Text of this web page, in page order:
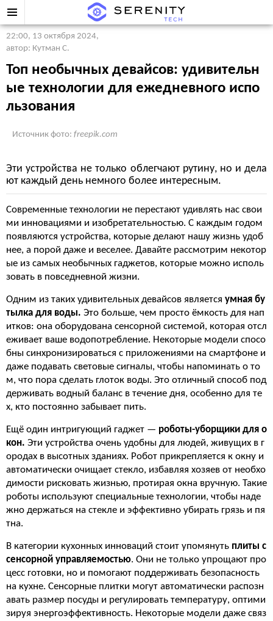
22:00, 13 октября 2024,
автор: Кутман С.
Топ необычных девайсов: удивительн
ые технологии для ежедневного испо
льзования
Источник фото: freepik.com
Эти устройства не только облегчают рутину, но и дела
ют каждый день немного более интересным.
Современные технологии не перестают удивлять нас свои
ми инновациями и изобретательностью. С каждым годом
появляются устройства, которые делают нашу жизнь удоб
нее, а порой даже и веселее. Давайте рассмотрим некотор
ые из самых необычных гаджетов, которые можно исполь
зовать в повседневной жизни.
Одним из таких удивительных девайсов является умная бу
тылка для воды. Это больше, чем просто ёмкость для нап
итков: она оборудована сенсорной системой, которая отсл
еживает ваше водопотребление. Некоторые модели спосо
бны синхронизироваться с приложениями на смартфоне и
даже подавать световые сигналы, чтобы напоминать о то
м, что пора сделать глоток воды. Это отличный способ под
держивать водный баланс в течение дня, особенно для те
х, кто постоянно забывает пить.
Ещё один интригующий гаджет — роботы-уборщики для о
кон. Эти устройства очень удобны для людей, живущих в г
ородах в высотных зданиях. Робот прикрепляется к окну и
автоматически очищает стекло, избавляя хозяев от необхо
димости рисковать жизнью, протирая окна вручную. Такие
роботы используют специальные технологии, чтобы наде
жно держаться на стекле и эффективно убирать грязь и пя
тна.
В категории кухонных инноваций стоит упомянуть плиты с
сенсорной управляемостью. Они не только упрощают про
цесс готовки, но и помогают поддерживать безопасность
на кухне. Сенсорные плитки могут автоматически распозн
авать размер посуды и регулировать температуру, оптими
зируя энергоэффективность. Некоторые модели даже связ